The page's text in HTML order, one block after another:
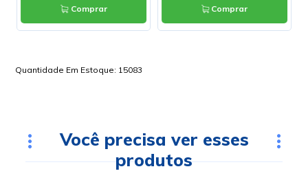
Comprar Comprar
Quantidade Em Estoque: 15083
Você precisa ver esses
produtos